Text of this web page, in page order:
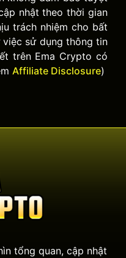
nhật theo thời gian
trách nhiệm cho bất
sử dụng thông tin
trên Ema Crypto có
Affiliate Disclosure)
tổng quan, cập nhật